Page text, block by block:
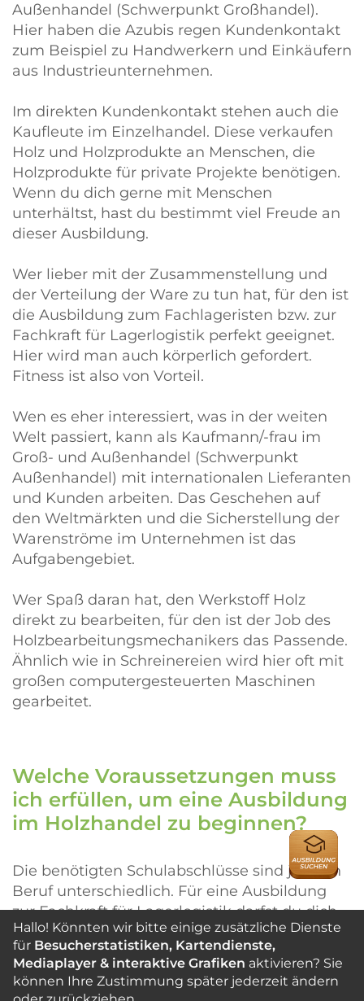
Außenhandel (Schwerpunkt Großhandel).
Hier haben die Azubis regen Kundenkontakt
zum Beispiel zu Handwerkern und Einkäufern
aus Industrieunternehmen.
Im direkten Kundenkontakt stehen auch die
Kaufleute im Einzelhandel. Diese verkaufen
Holz und Holzprodukte an Menschen, die
Holzprodukte für private Projekte benötigen.
Wenn du dich gerne mit Menschen
unterhältst, hast du bestimmt viel Freude an
dieser Ausbildung.
Wer lieber mit der Zusammenstellung und
der Verteilung der Ware zu tun hat, für den ist
die Ausbildung zum Fachlageristen bzw. zur
Fachkraft für Lagerlogistik perfekt geeignet.
Hier wird man auch körperlich gefordert.
Fitness ist also von Vorteil.
Wen es eher interessiert, was in der weiten
Welt passiert, kann als Kaufmann/-frau im
Groß- und Außenhandel (Schwerpunkt
Außenhandel) mit internationalen Lieferanten
und Kunden arbeiten. Das Geschehen auf
den Weltmärkten und die Sicherstellung der
Warenströme im Unternehmen ist das
Aufgabengebiet.
Wer Spaß daran hat, den Werkstoff Holz
direkt zu bearbeiten, für den ist der Job des
Holzbearbeitungsmechanikers das Passende.
Ähnlich wie in Schreinereien wird hier oft mit
großen computergesteuerten Maschinen
gearbeitet.
Welche Voraussetzungen muss
ich erfüllen, um eine Ausbildung
im Holzhandel zu beginnen?
Die benötigten Schulabschlüsse sind je nach
Beruf unterschiedlich. Für eine Ausbildung
zur Fachkraft für Lagerlogistik darfst du dich
zum Beispiel direkt mit dem
Hauptschulabschluss bzw. der
Berufsbildungsreife bewerben. Die meisten
kaufmännischen Berufe benötigen hingegen
Hallo! Könnten wir bitte einige zusätzliche Dienste
für Besucherstatistiken, Kartendienste,
Mediaplayer & interaktive Grafiken aktivieren? Sie
können Ihre Zustimmung später jederzeit ändern